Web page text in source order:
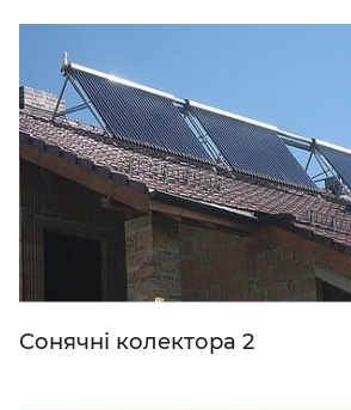
Сонячні колектора 2